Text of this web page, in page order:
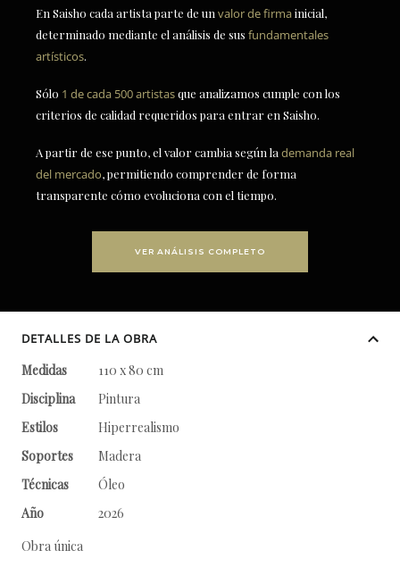
En Saisho cada artista parte de un valor de firmainicial,
determinado mediante el análisis de sus fundamentales
artísticos.
Sólo 1 de cada 500 artistasque analizamos cumple con los
criterios de calidad requeridos para entrar en Saisho.
A partir de ese punto, el valor cambia según la demanda real
del mercado, permitiendo comprender de forma
transparente cómo evoluciona con el tiempo.
VER ANÁLISIS COMPLETO
DETALLES DE LA OBRA
Medidas
110 x 80 cm
Disciplina
Pintura
Estilos
Hiperrealismo
Soportes
Madera
Técnicas
Óleo
Año
2026
Obra única